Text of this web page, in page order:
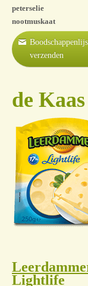
peterselie
nootmuskaat
verzenden
de Kaas
Lightlife